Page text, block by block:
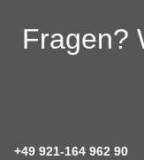
Fragen?
+49 921-164 962 90